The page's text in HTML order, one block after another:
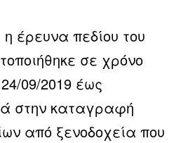
έρευνα πεδίου του
σε χρόνο
09/2019 έως
στην καταγραφή
από ξενοδοχεία που